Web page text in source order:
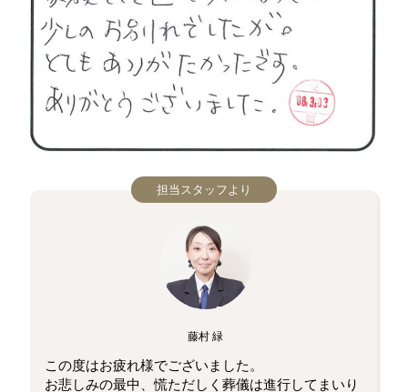
担当スタッフより
藤村 緑
この度はお疲れ様でございました。
お悲しみの最中、慌ただしく葬儀は進行してまいり